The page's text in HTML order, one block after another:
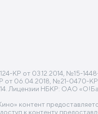
от 03.12.2014, №15-
06.04.2018, №21-0470-КР
Лицензии НБКР: ОАО
контент
к контенту